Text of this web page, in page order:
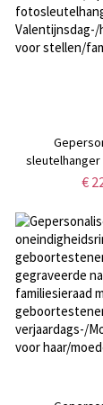
met 3
Valentijnsdag-/
voor stellen/
€